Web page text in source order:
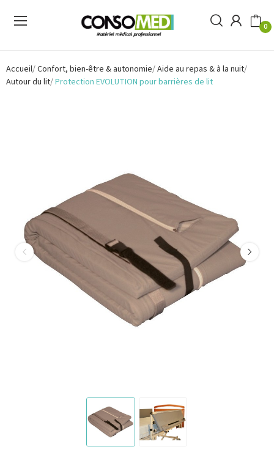
0
Accueil Confort, bien-être & autonomie Aide au repas & à la nuit
Autour du lit Protection EVOLUTION pour barrières de lit